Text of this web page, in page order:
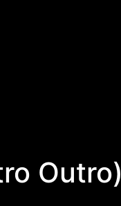
Outro)